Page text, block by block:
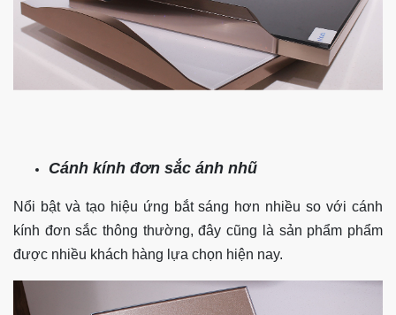
Cánh kính đơn sắc ánh nhũ
Nổi bật và tạo hiệu ứng bắt sáng hơn nhiều so với cánh
kính đơn sắc thông thường, đây cũng là sản phẩm phẩm
được nhiều khách hàng lựa chọn hiện nay.